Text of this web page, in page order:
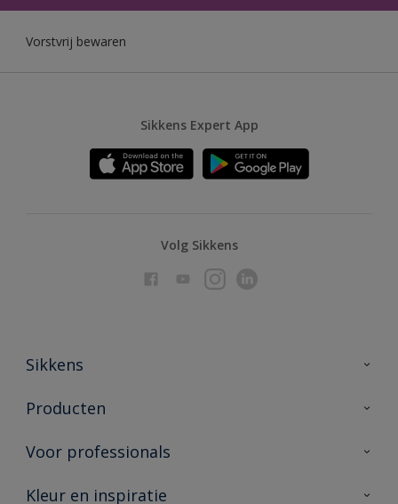
Vorstvrij bewaren
Sikkens Expert App
Volg Sikkens
Sikkens
Over Sikkens
Duurzaamheid
Producten
Producten voor binnen
Vind je verkooppunt
Voor professionals
Advies & service
Kleur en inspiratie